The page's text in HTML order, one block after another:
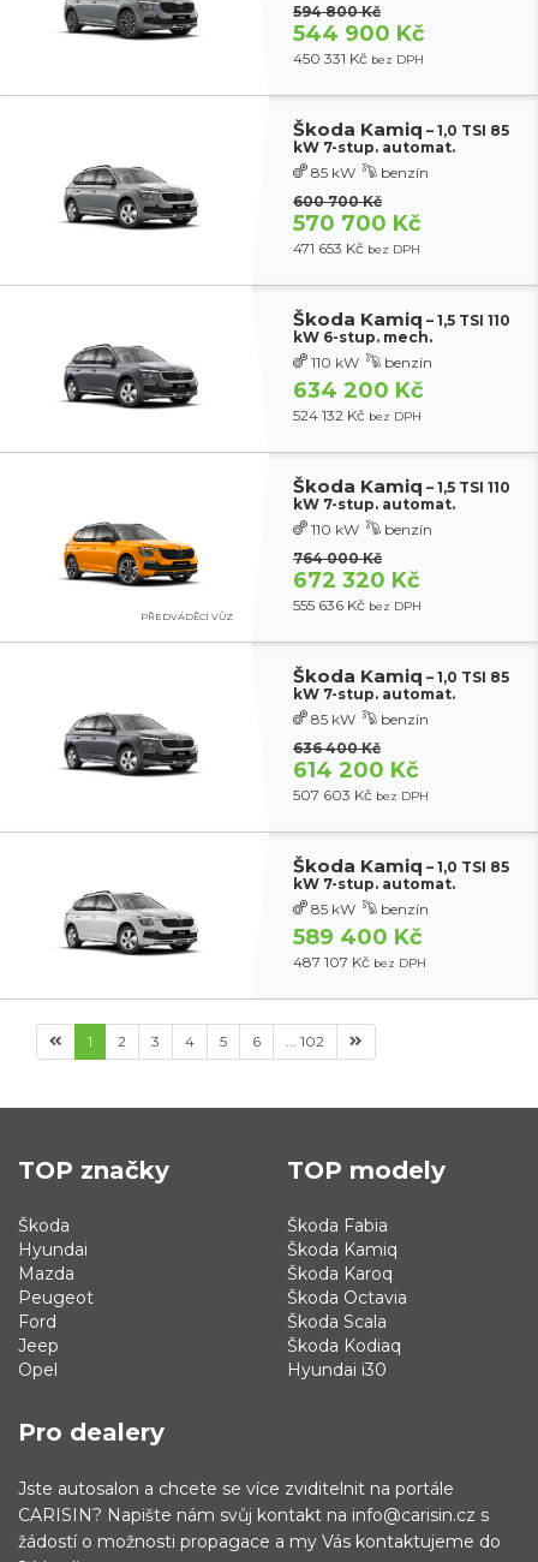
594 800 Kč
544 900 Kč
450 331 Kč bez DPH
Škoda Kamiq – 1,0 TSI 85
kW 7-stup. automat.
85 kW
benzín
600 700 Kč
570 700 Kč
471 653 Kč bez DPH
Škoda Kamiq – 1,5 TSI 110
kW 6-stup. mech.
110 kW
benzín
634 200 Kč
524 132 Kč bez DPH
PŘEDVÁDĚCÍ VŮZ
Škoda Kamiq – 1,5 TSI 110
kW 7-stup. automat.
110 kW
benzín
764 000 Kč
672 320 Kč
555 636 Kč bez DPH
Škoda Kamiq – 1,0 TSI 85
kW 7-stup. automat.
85 kW
benzín
636 400 Kč
614 200 Kč
507 603 Kč bez DPH
Škoda Kamiq – 1,0 TSI 85
kW 7-stup. automat.
85 kW
benzín
589 400 Kč
487 107 Kč bez DPH
1 2 3 4 5 6 ... 102
TOP značky
Škoda
Hyundai
Mazda
Peugeot
Ford
Jeep
Opel
TOP modely
Škoda Fabia
Škoda Kamiq
Škoda Karoq
Škoda Octavia
Škoda Scala
Škoda Kodiaq
Hyundai i30
Pro dealery
Jste autosalon a chcete se více zviditelnit na portále
CARISIN? Napište nám svůj kontakt na info@carisin.cz s
žádostí o možnosti propagace a my Vás kontaktujeme do